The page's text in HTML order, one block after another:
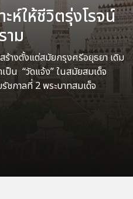
ะห์ให้ชีวิตรุ่งโรจน์
าม
ร้างตั้งแต่สมัยกรุงศรีอยุธยา เดิม
เป็น “วัดแจ้ง” ในสมัยสมเด็จ
ชกาลที่ 2 พระบาทสมเด็จ